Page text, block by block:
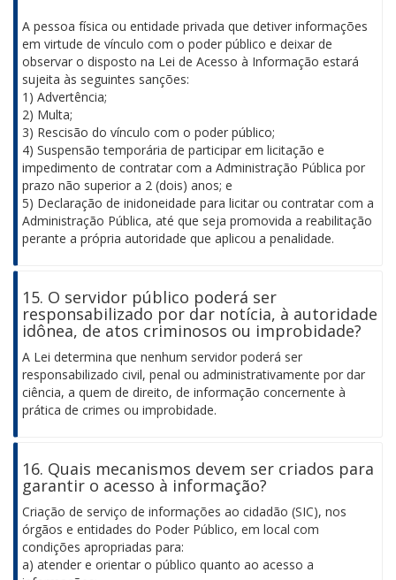
A pessoa física ou entidade privada que detiver informações
em virtude de vínculo com o poder público e deixar de
observar o disposto na Lei de Acesso à Informação estará
sujeita às seguintes sanções:
1) Advertência;
2) Multa;
3) Rescisão do vínculo com o poder público;
4) Suspensão temporária de participar em licitação e
impedimento de contratar com a Administração Pública por
prazo não superior a 2 (dois) anos; e
5) Declaração de inidoneidade para licitar ou contratar com a
Administração Pública, até que seja promovida a reabilitação
perante a própria autoridade que aplicou a penalidade.
15. O servidor público poderá ser
responsabilizado por dar notícia, à autoridade
idônea, de atos criminosos ou improbidade?
A Lei determina que nenhum servidor poderá ser
responsabilizado civil, penal ou administrativamente por dar
ciência, a quem de direito, de informação concernente à
prática de crimes ou improbidade.
16. Quais mecanismos devem ser criados para
garantir o acesso à informação?
Criação de serviço de informações ao cidadão (SIC), nos
órgãos e entidades do Poder Público, em local com
condições apropriadas para:
a) atender e orientar o público quanto ao acesso a